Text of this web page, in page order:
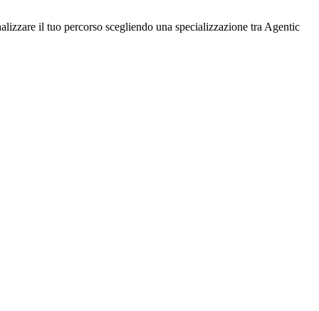
il tuo percorso scegliendo una specializzazione tra Agentic